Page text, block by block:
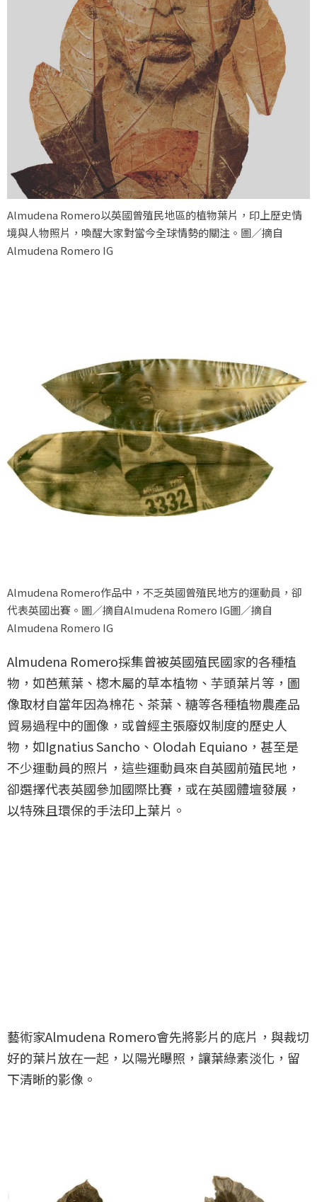
Almudena Romero以英國曾殖民地區的植物葉片，印上歷史情
境與人物照片，喚醒大家對當今全球情勢的關注。圖／摘自
Almudena Romero IG
Almudena Romero作品中，不乏英國曾殖民地方的運動員，卻
代表英國出賽。圖／摘自Almudena Romero IG圖／摘自
Almudena Romero IG
Almudena Romero採集曾被英國殖民國家的各種植
物，如芭蕉葉、楤木屬的草本植物、芋頭葉片等，圖
像取材自當年因為棉花、茶葉、糖等各種植物農產品
貿易過程中的圖像，或曾經主張廢奴制度的歷史人
物，如Ignatius Sancho、Olodah Equiano，甚至是
不少運動員的照片，這些運動員來自英國前殖民地，
卻選擇代表英國參加國際比賽，或在英國體壇發展，
以特殊且環保的手法印上葉片。
藝術家Almudena Romero會先將影片的底片，與裁切
好的葉片放在一起，以陽光曝照，讓葉綠素淡化，留
下清晰的影像。